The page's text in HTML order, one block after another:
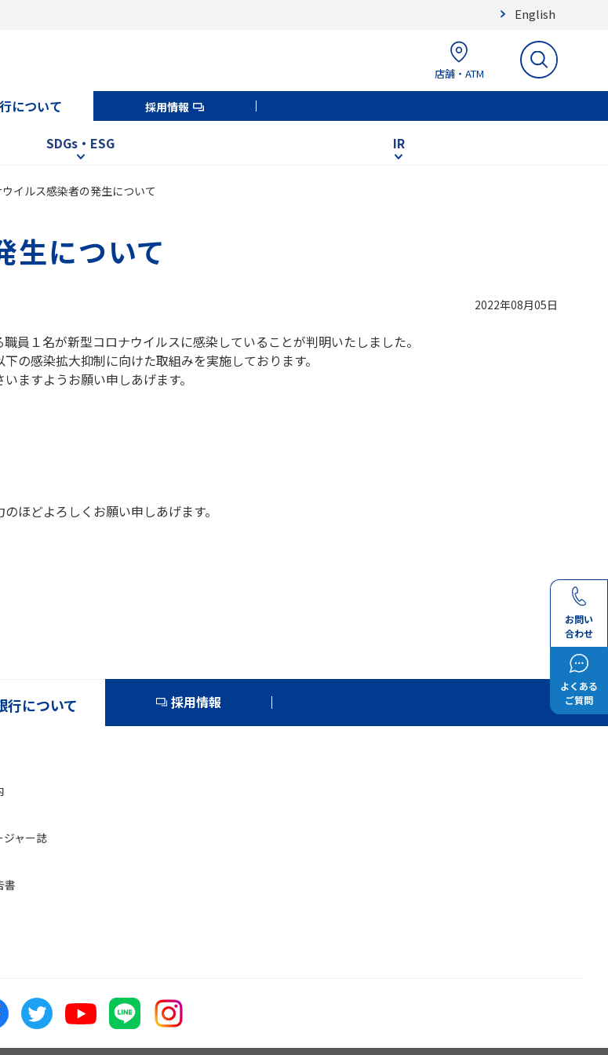
English
店舗・ATM
について 採用情報
SDGs・ESG IR
お問い
合わせ
よくある
ご質問
イルス感染者の発生について
生について
2022年08月05日
員１名が新型コロナウイルスに感染していることが判明いたしました。
の感染拡大抑制に向けた取組みを実施しております。
ますようお願い申しあげます。
ほどよろしくお願い申しあげます。
行について 採用情報
ジャー誌
書